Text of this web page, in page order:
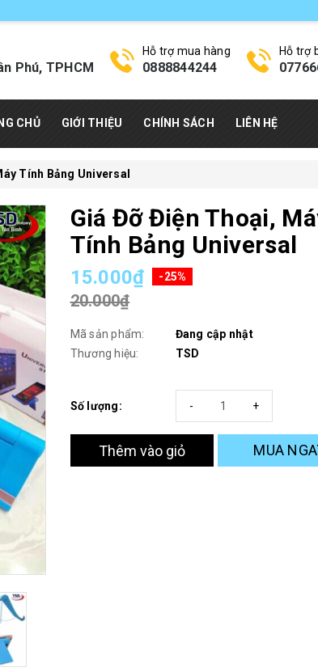
Phú, TPHCM
Hỗ trợ mua hàng
0888844244
Hỗ trợ
CHỦ GIỚI THIỆU CHÍNH SÁCH LIÊN HỆ
Tính Bảng Universal
Giá Đỡ Điện Thoại,
Tính Bảng Universal
15.000₫ -25%
20.000₫
Mã sản phẩm:
Đang cập nhật
Thương hiệu:
TSD
Số lượng: +
-
Thêm vào giỏ MUA